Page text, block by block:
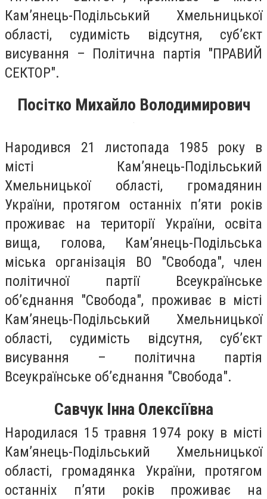
Кам’янець-Подільський Хмельницької
області, судимість відсутня, суб’єкт
висування – Політична партія "ПРАВИЙ
СЕКТОР".
Посітко Михайло Володимирович
Народився 21 листопада 1985 року в
місті Кам’янець-Подільський
Хмельницької області, громадянин
України, протягом останніх п’яти років
проживає на території України, освіта
вища, голова, Кам’янець-Подільська
міська організація ВО "Свобода", член
політичної партії Всеукраїнське
об’єднання "Свобода", проживає в місті
Кам’янець-Подільський Хмельницької
області, судимість відсутня, суб’єкт
висування – політична партія
Всеукраїнське об’єднання "Свобода".
Савчук Інна Олексіївна
Народилася 15 травня 1974 року в місті
Кам’янець-Подільський Хмельницької
області, громадянка України, протягом
останніх п’яти років проживає на